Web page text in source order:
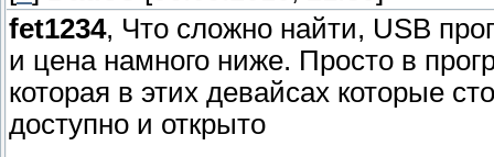
fet1234, Что сложно найти, USB
и цена намного ниже. Просто в
которая в этих девайсах которые
доступно и открыто